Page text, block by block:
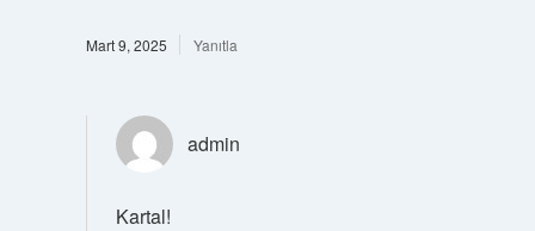
Mart 9, 2025 Yanıtla
admin
Kartal!